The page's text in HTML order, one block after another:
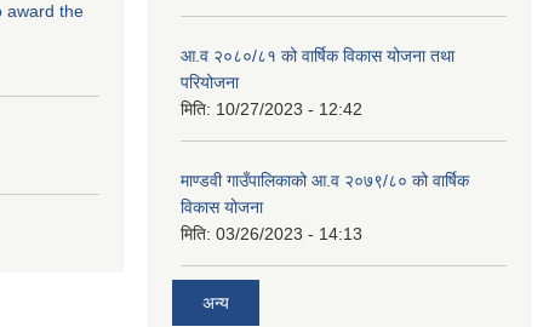
award the
आ.व २०८०/८१ को वार्षिक विकास योजना तथा
परियोजना
मिति: 10/27/2023 - 12:42
माण्डवी गाउँपालिकाको आ.व २०७९/८० को वार्षिक
विकास योजना
मिति: 03/26/2023 - 14:13
अन्य